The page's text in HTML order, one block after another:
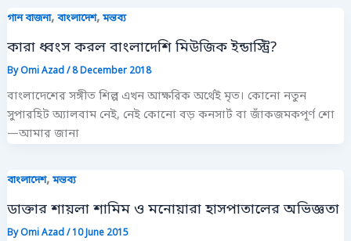
গান বাজনা, বাংলাদেশ, মন্তব্য
কারা ধ্বংস করল বাংলাদেশি মিউজিক ইন্ডাস্ট্রি?
ByOmi Azad/8 December 2018
বাংলাদেশের সঙ্গীত শিল্প এখন আক্ষরিক অর্থেই মৃত। কোনো নতুন
সুপারহিট অ্যালবাম নেই, নেই কোনো বড় কনসার্ট বা জাঁকজমকপূর্ণ শো
—আমার জানা
বাংলাদেশ, মন্তব্য
ডাক্তার শায়লা শামিম ও মনোয়ারা হাসপাতালের অভিজ্ঞতা
ByOmi Azad/10 June 2015